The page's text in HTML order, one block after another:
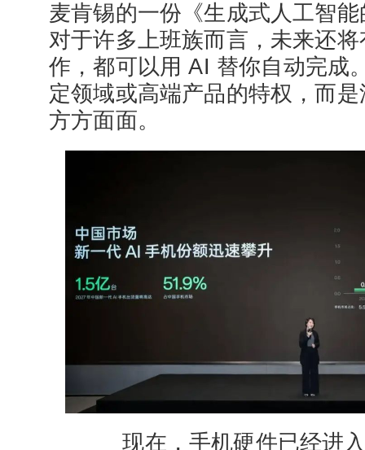
麦肯锡的一份《生成式人工智
对于许多上班族而言，未来还
作，都可以用 AI 替你自动完成
定领域或高端产品的特权，而
方方面面。
现在，手机硬件已经进入